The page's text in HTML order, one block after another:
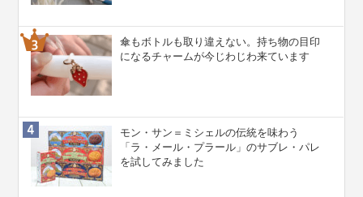
傘もボトルも取り違えない。持ち物の目印
になるチャームが今じわじわ来ています
モン・サン＝ミシェルの伝統を味わう
「ラ・メール・プラール」のサブレ・パレ
を試してみました